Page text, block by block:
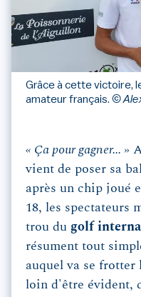
Grâce à cette victoire,
amateur français. ©
« Ça pour gagner... »
vient de poser sa
après un chip joué
18, les spectateurs
trou du golf
résument tout
auquel va se
loin d'être évident,